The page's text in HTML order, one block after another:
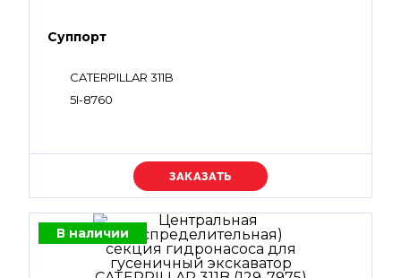
Суппорт
CATERPILLAR 311B
5I-8760
Уточняйте цену
В наличии